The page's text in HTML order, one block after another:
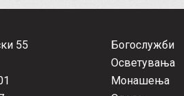
55
Богослужби
Осветувања
Монашења